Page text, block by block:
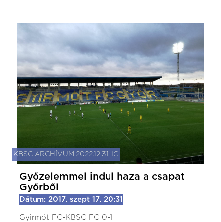
KBSC ARCHÍVUM 2022.12.31-IG
Győzelemmel indul haza a csapat
Győrből
Dátum: 2017. szept 17. 20:31
Gyirmót FC-KBSC FC 0-1